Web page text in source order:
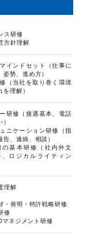
ス研修
方針理解
インドセット（仕事に
勢、進め方）
（当社を取り巻く環境
を理解）
研修（接遇基本、電話
ニケーション研修（指
告、連絡、相談）
の基本研修（社内外文
ロジカルライティン
理解
・発明・特許戦略研修
修
マネジメント研修